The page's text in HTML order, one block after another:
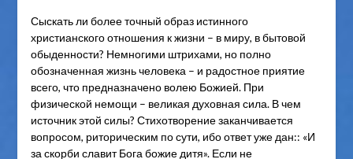
Сыскать ли более точный образ истинного
христианского отношения к жизни – в миру, в бытовой
обыденности? Немногими штрихами, но полно
обозначенная жизнь человека – и радостное приятие
всего, что предназначено волею Божией. При
физической немощи – великая духовная сила. В чем
источник этой силы? Стихотворение заканчивается
вопросом, риторическим по сути, ибо ответ уже дан:: «И
за скорби славит Бога божие дитя». Если не